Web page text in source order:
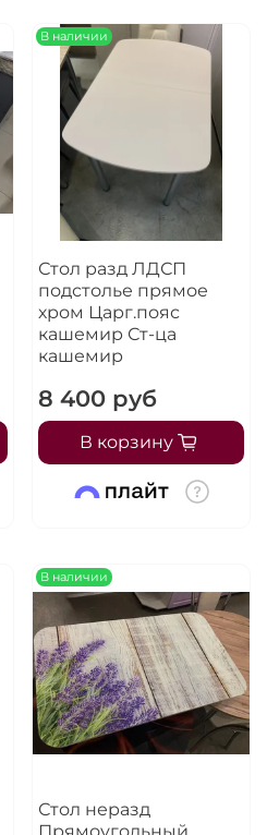
В наличии
Стол разд ЛДСП
подстолье прямое
хром Царг.пояс
кашемир Ст-ца
кашемир
8 400 руб
В корзину
В наличии
Стол неразд